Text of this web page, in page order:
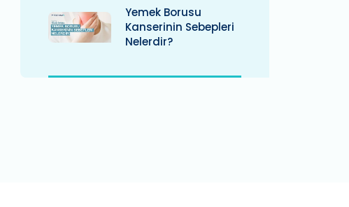
Yemek Borusu
Kanserinin Sebepleri
Nelerdir?